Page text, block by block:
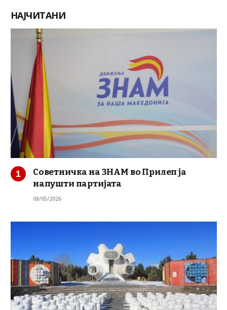
НАЈЧИТАНИ
Советничка на ЗНАМ во Прилеп ја
напушти партијата
08/05/2026